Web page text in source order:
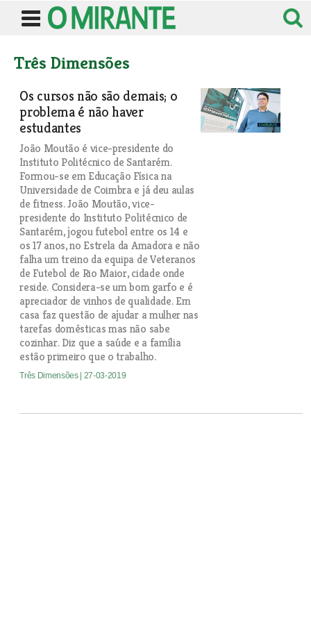
Três Dimensões
Os cursos não são demais; o
problema é não haver
estudantes
João Moutão é vice-presidente do
Instituto Politécnico de Santarém.
Formou-se em Educação Física na
Universidade de Coimbra e já deu aulas
de fitness. João Moutão, vice-
presidente do Instituto Politécnico de
Santarém, jogou futebol entre os 14 e
os 17 anos, no Estrela da Amadora e não
falha um treino da equipa de Veteranos
de Futebol de Rio Maior, cidade onde
reside. Considera-se um bom garfo e é
apreciador de vinhos de qualidade. Em
casa faz questão de ajudar a mulher nas
tarefas domésticas mas não sabe
cozinhar. Diz que a saúde e a família
estão primeiro que o trabalho.
Três Dimensões | 27-03-2019